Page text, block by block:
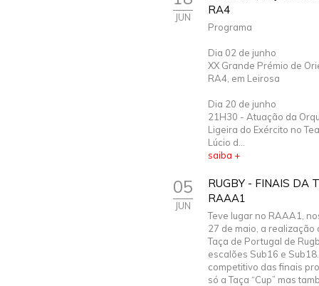
JUN
RA4
Programa
Dia 02 de junho
XX Grande Prémio de
RA4, em Leirosa
Dia 20 de junho
21H30 - Atuação da
Ligeira do Exército no
Lúcio d...
saiba +
05
JUN
RUGBY - FINAIS DA
RAAA1
Teve lugar no RAAA1,
27 de maio, a realização
Taça de Portugal de
escalões Sub16 e
competitivo das finais
só a Taça “Cup” mas